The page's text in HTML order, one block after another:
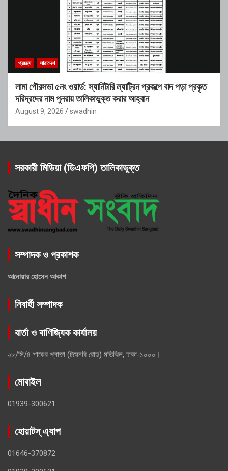
প্রচ্ছদ সারাদেশ
লামা পৌরসভা ৫নং ওয়ার্ড: স্যানিটারি ল্যাট্রিন প্রকল্পে বাদ পড়া প্রকৃত
দরিদ্রদের নাম পুনরায় তালিকাভুক্ত করার আহ্বান
August 9, 2026 swadhin
সরকারী মিডিয়া (ডিএফপি) তালিকাভুক্ত
সম্পাদক ও প্রকাশক
আনোয়ার হোসেন আকাশ
নিবার্হী সম্পাদক
বার্তা ও বাণিজ্যিক কার্যালয়
২৮/সি/৪ শাকের প্লাজা (টয়েনবি রোড) মতিঝিল, ঢাকা-১০০০।
মোবাইল
01939-300621
হোয়াটস্ এ্যাপ
01646-370872